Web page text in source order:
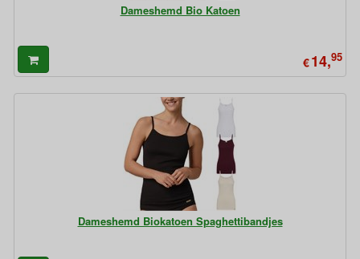
Dameshemd Bio Katoen
€14,95
Dameshemd Biokatoen Spaghettibandjes